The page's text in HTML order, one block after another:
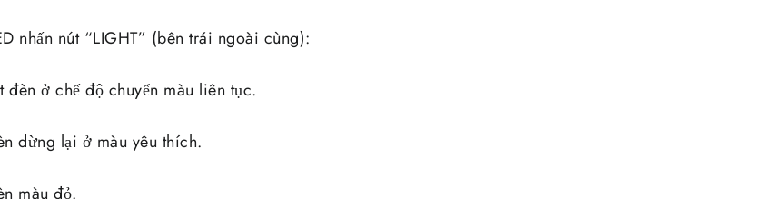
nhấn nút “LIGHT” (bên trái ngoài cùng):
đèn ở chế độ chuyển màu liên tục.
dừng lại ở màu yêu thích.
màu đỏ.